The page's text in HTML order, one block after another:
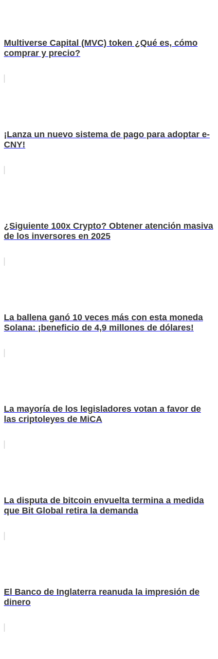
Multiverse Capital (MVC) token ¿Qué es, cómo
comprar y precio?
¡Lanza un nuevo sistema de pago para adoptar e-
CNY!
¿Siguiente 100x Crypto? Obtener atención masiva
de los inversores en 2025
La ballena ganó 10 veces más con esta moneda
Solana: ¡beneficio de 4,9 millones de dólares!
La mayoría de los legisladores votan a favor de
las criptoleyes de MiCA
La disputa de bitcoin envuelta termina a medida
que Bit Global retira la demanda
El Banco de Inglaterra reanuda la impresión de
dinero